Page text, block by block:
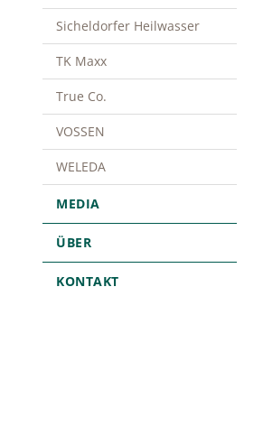
Sicheldorfer Heilwasser
TK Maxx
True Co.
VOSSEN
WELEDA
MEDIA
ÜBER
KONTAKT